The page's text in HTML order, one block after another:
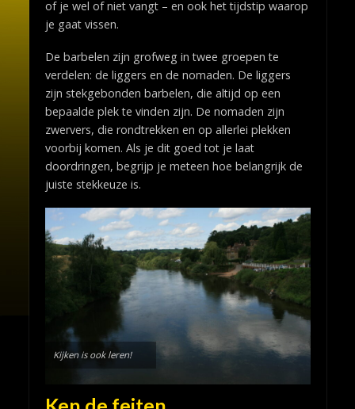
of je wel of niet vangt – en ook het tijdstip waarop
je gaat vissen.
De barbelen zijn grofweg in twee groepen te
verdelen: de liggers en de nomaden. De liggers
zijn stekgebonden barbelen, die altijd op een
bepaalde plek te vinden zijn. De nomaden zijn
zwervers, die rondtrekken en op allerlei plekken
voorbij komen. Als je dit goed tot je laat
doordringen, begrijp je meteen hoe belangrijk de
juiste stekkeuze is.
Kijken is ook leren!